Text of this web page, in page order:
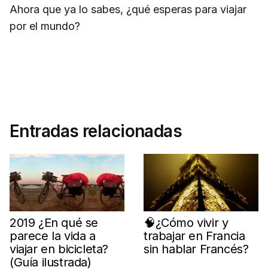
Ahora que ya lo sabes, ¿qué esperas para viajar
por el mundo?
Entradas relacionadas
2019 ¿En qué se
parece la vida a
viajar en bicicleta?
(Guía ilustrada)
🧠¿Cómo vivir y
trabajar en Francia
sin hablar Francés?